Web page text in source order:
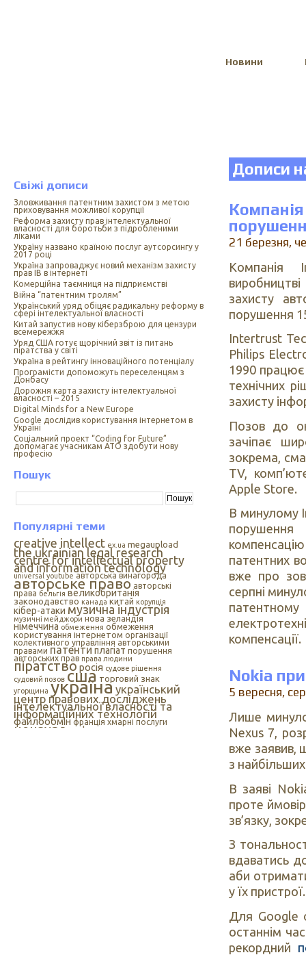
Новини
Свіжі дописи
Зловживання патентним захистом з метою
приховування можливої корупції
Реформа захисту прав інтелектуальної
власності для боротьби з підробленими
ліками
Україну названо країною послуг аутсорсингу у
2017 році
Україна запроваджує новий механізм захисту
прав ІВ в інтернеті
Комерційна таємниця на підприємстві
Війна “патентним тролям”
Український уряд обіцяє радикальну реформу в
сфері інтелектуальної власності
Китай запустив нову кіберзброю для цензури
всемережжя
Уряд США готує щорічний звіт із питань
піратства у світі
Україна в рейтингу інноваційного потенціалу
Програмісти допоможуть переселенцям з
Донбасу
Дорожня карта захисту інтелектуальної
власності – 2015
Digital Minds for a New Europe
Google дослідив користування інтернетом в
Україні
Cоціальний проект “Coding for Future”
допомагає учасникам АТО здобути нову
професію
Пошук
Популярні теми
creative intellect ex.ua megaupload
the ukrainian legal research
centre for intellectual property
and information technology
universal youtube авторська винагорода
авторське право авторські
права бельгія великобританія
законодавство канада китай корупція
кібер-атаки музична індустрія
музичні мейджори нова зеландія
німеччина обмеження обмеження
користування інтернетом організації
колективного управління авторськими
правами патентиплагіат порушення
авторських прав права людини
піратстворосія судове рішення
судовий позов сша торговий знак
угорщина українаукраїнський
центр правових досліджень
інтелектуальної власності та
інформаційних технологій
файлообмін франція хмарні послуги
цензура цифрова музика
Дописи
21 березня,
Компанія
захисту
порушення
Intertrust
Philips
1990 працює
технічних
захисту
Позов до
зачіпає
зокрема,
TV,
Apple Store.
В минулому
порушення
патентних
вже про
серпні
компенсації.
Nokia
5 вересня,
Лише
Nexus 7,
вже заявив,
з
В заяві
проте
зв’язку,
З
вдаватись
аби
у їх пристрої.
Для Google
останнім
рекордний